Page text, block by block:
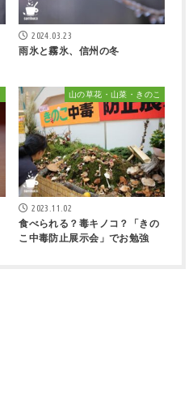
2024.03.23
雨氷と霧氷、信州の冬
山の草花・山菜・きのこ
2023.11.02
食べられる？毒キノコ？「きの
こ中毒防止展示会」でお勉強